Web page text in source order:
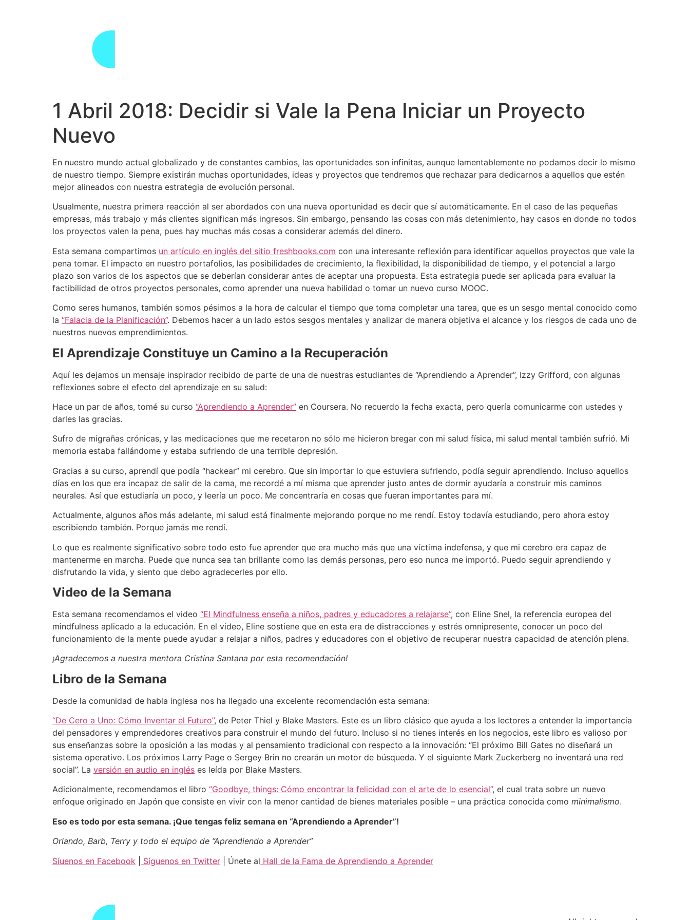
1 Abril 2018: Decidir si Vale la Pena Iniciar un Proyecto
Nuevo
En nuestro mundo actual globalizado y de constantes cambios, las oportunidades son infinitas, aunque lamentablemente no podamos decir lo mismo
de nuestro tiempo. Siempre existirán muchas oportunidades, ideas y proyectos que tendremos que rechazar para dedicarnos a aquellos que estén
mejor alineados con nuestra estrategia de evolución personal.
Usualmente, nuestra primera reacción al ser abordados con una nueva oportunidad es decir que sí automáticamente. En el caso de las pequeñas
empresas, más trabajo y más clientes significan más ingresos. Sin embargo, pensando las cosas con más detenimiento, hay casos en donde no todos
los proyectos valen la pena, pues hay muchas más cosas a considerar además del dinero.
Esta semana compartimos un artículo en inglés del sitio freshbooks.com con una interesante reflexión para identificar aquellos proyectos que vale la
pena tomar. El impacto en nuestro portafolios, las posibilidades de crecimiento, la flexibilidad, la disponibilidad de tiempo, y el potencial a largo
plazo son varios de los aspectos que se deberían considerar antes de aceptar una propuesta. Esta estrategia puede ser aplicada para evaluar la
factibilidad de otros proyectos personales, como aprender una nueva habilidad o tomar un nuevo curso MOOC.
Como seres humanos, también somos pésimos a la hora de calcular el tiempo que toma completar una tarea, que es un sesgo mental conocido como
la “Falacia de la Planificación”. Debemos hacer a un lado estos sesgos mentales y analizar de manera objetiva el alcance y los riesgos de cada uno de
nuestros nuevos emprendimientos.
El Aprendizaje Constituye un Camino a la Recuperación
Aquí les dejamos un mensaje inspirador recibido de parte de una de nuestras estudiantes de “Aprendiendo a Aprender”, Izzy Grifford, con algunas
reflexiones sobre el efecto del aprendizaje en su salud:
Hace un par de años, tomé su curso “Aprendiendo a Aprender” en Coursera. No recuerdo la fecha exacta, pero quería comunicarme con ustedes y
darles las gracias.
Sufro de migrañas crónicas, y las medicaciones que me recetaron no sólo me hicieron bregar con mi salud física, mi salud mental también sufrió. Mi
memoria estaba fallándome y estaba sufriendo de una terrible depresión.
Gracias a su curso, aprendí que podía “hackear” mi cerebro. Que sin importar lo que estuviera sufriendo, podía seguir aprendiendo. Incluso aquellos
días en los que era incapaz de salir de la cama, me recordé a mí misma que aprender justo antes de dormir ayudaría a construir mis caminos
neurales. Así que estudiaría un poco, y leería un poco. Me concentraría en cosas que fueran importantes para mí.
Actualmente, algunos años más adelante, mi salud está finalmente mejorando porque no me rendí. Estoy todavía estudiando, pero ahora estoy
escribiendo también. Porque jamás me rendí.
Lo que es realmente significativo sobre todo esto fue aprender que era mucho más que una víctima indefensa, y que mi cerebro era capaz de
mantenerme en marcha. Puede que nunca sea tan brillante como las demás personas, pero eso nunca me importó. Puedo seguir aprendiendo y
disfrutando la vida, y siento que debo agradecerles por ello.
Video de la Semana
Esta semana recomendamos el video “El Mindfulness enseña a niños, padres y educadores a relajarse”, con Eline Snel, la referencia europea del
mindfulness aplicado a la educación. En el video, Eline sostiene que en esta era de distracciones y estrés omnipresente, conocer un poco del
funcionamiento de la mente puede ayudar a relajar a niños, padres y educadores con el objetivo de recuperar nuestra capacidad de atención plena.
¡Agradecemos a nuestra mentora Cristina Santana por esta recomendación!
Libro de la Semana
Desde la comunidad de habla inglesa nos ha llegado una excelente recomendación esta semana:
“De Cero a Uno: Cómo Inventar el Futuro”, de Peter Thiel y Blake Masters. Este es un libro clásico que ayuda a los lectores a entender la importancia
del pensadores y emprendedores creativos para construir el mundo del futuro. Incluso si no tienes interés en los negocios, este libro es valioso por
sus enseñanzas sobre la oposición a las modas y al pensamiento tradicional con respecto a la innovación: “El próximo Bill Gates no diseñará un
sistema operativo. Los próximos Larry Page o Sergey Brin no crearán un motor de búsqueda. Y el siguiente Mark Zuckerberg no inventará una red
social”. La versión en audio en inglés es leída por Blake Masters.
Adicionalmente, recomendamos el libro “Goodbye, things: Cómo encontrar la felicidad con el arte de lo esencial”, el cual trata sobre un nuevo
enfoque originado en Japón que consiste en vivir con la menor cantidad de bienes materiales posible – una práctica conocida como minimalismo.
Eso es todo por esta semana. ¡Que tengas feliz semana en “Aprendiendo a Aprender”!
Orlando, Barb, Terry y todo el equipo de “Aprendiendo a Aprender”
Síuenos en Facebook
Síguenos en Twitter | Únete al Hall de la Fama de Aprendiendo a Aprender